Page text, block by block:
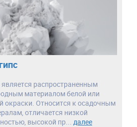
является распространенным
материалом белой или
окраски. Относится к осадочным
отличается низкой
высокой пр... далее